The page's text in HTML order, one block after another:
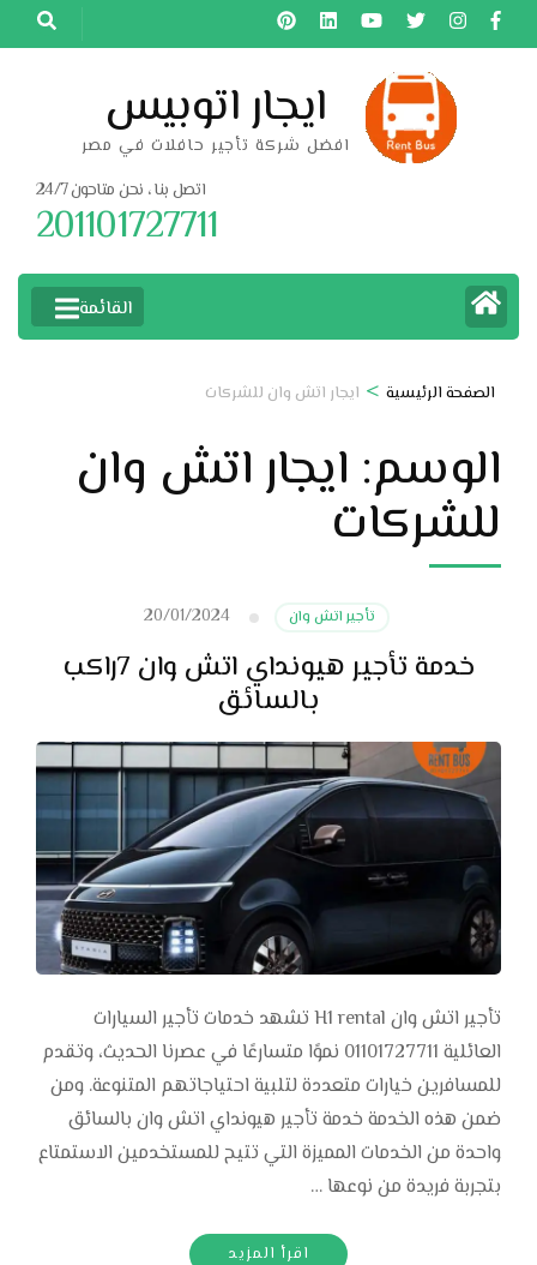
تخطى
إلى
ايجار اتوبيس
افضل شركة تأجير حافلات في مصر
اتصل بنا ، نحن متاحون 24/7
201101727711
القائمة
الصفحة الرئيسية > ايجار اتش وان للشركات
الوسم: ايجار اتش وان
للشركات
تأجير اتش وان 20/01/2024
خدمة تأجير هيونداي اتش وان 7راكب
بالسائق
تأجير اتش وان H1 rental تشهد خدمات تأجير السيارات
العائلية 01101727711 نموًا متسارعًا في عصرنا الحديث، وتقدم
للمسافرين خيارات متعددة لتلبية احتياجاتهم المتنوعة. ومن
ضمن هذه الخدمة خدمة تأجير هيونداي اتش وان بالسائق
واحدة من الخدمات المميزة التي تتيح للمستخدمين الاستمتاع
بتجربة فريدة من نوعها …
اقرأ المزيد